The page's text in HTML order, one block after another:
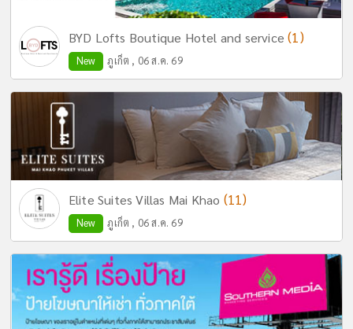
BYD Lofts Boutique Hotel and service(1)
New ภูเก็ต , 06 ส.ค. 69
Elite Suites Villas Mai Khao (11)
New ภูเก็ต , 06 ส.ค. 69